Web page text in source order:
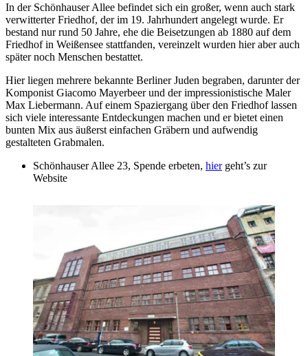
In der Schönhauser Allee befindet sich ein großer, wenn auch stark
verwitterter Friedhof, der im 19. Jahrhundert angelegt wurde. Er
bestand nur rund 50 Jahre, ehe die Beisetzungen ab 1880 auf dem
Friedhof in Weißensee stattfanden, vereinzelt wurden hier aber auch
später noch Menschen bestattet.
Hier liegen mehrere bekannte Berliner Juden begraben, darunter der
Komponist Giacomo Mayerbeer und der impressionistische Maler
Max Liebermann. Auf einem Spaziergang über den Friedhof lassen
sich viele interessante Entdeckungen machen und er bietet einen
bunten Mix aus äußerst einfachen Gräbern und aufwendig
gestalteten Grabmalen.
Schönhauser Allee 23, Spende erbeten, hiergeht’s zur
Website